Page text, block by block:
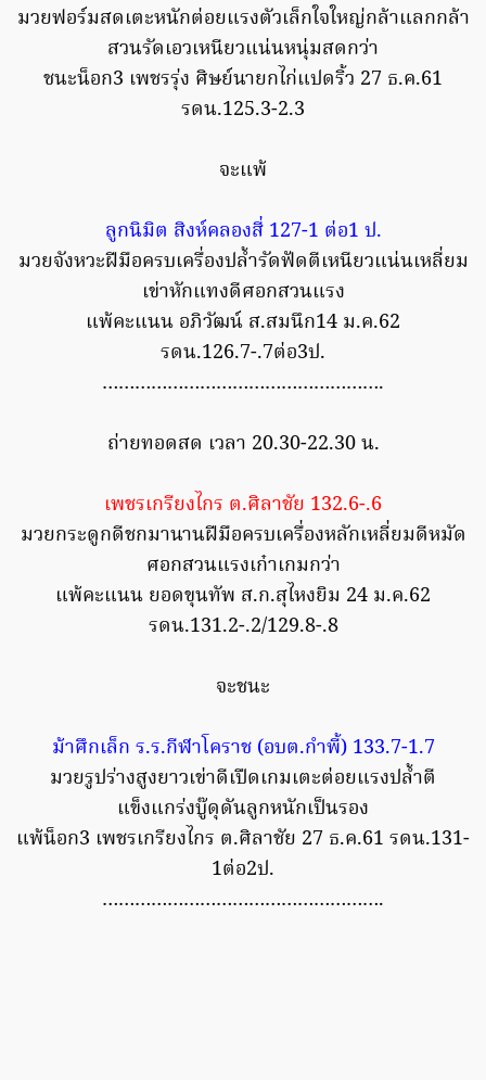
มวยฟอร์มสดเตะหนักต่อยแรงตัวเล็กใจใหญ่กล้าแลกกล้า
สวนรัดเอวเหนียวแน่นหนุ่มสดกว่า
ชนะน็อก3 เพชรรุ่ง ศิษย์นายกไก่แปดริ้ว 27 ธ.ค.61
รดน.125.3-2.3
จะแพ้
ลูกนิมิต สิงห์คลองสี่ 127-1 ต่อ1 ป.
มวยจังหวะฝีมือครบเครื่องปล้ำรัดฟัดตีเหนียวแน่นเหลี่ยม
เข่าหักแทงดีศอกสวนแรง
แพ้คะแนน อภิวัฒน์ ส.สมนึก14 ม.ค.62
รดน.126.7-.7ต่อ3ป.
…………………………………………….
ถ่ายทอดสด เวลา 20.30-22.30 น.
เพชรเกรียงไกร ต.ศิลาชัย 132.6-.6
มวยกระดูกดีชกมานานฝีมือครบเครื่องหลักเหลี่ยมดีหมัด
ศอกสวนแรงเก๋าเกมกว่า
แพ้คะแนน ยอดขุนทัพ ส.ก.สุไหงยิม 24 ม.ค.62
รดน.131.2-.2/129.8-.8
จะชนะ
ม้าศึกเล็ก ร.ร.กีฬาโคราช (อบต.กำพี้) 133.7-1.7
มวยรูปร่างสูงยาวเข่าดีเปืดเกมเตะต่อยแรงปล้ำตี
แข็งแกร่งบู๊ดุดันลูกหนักเป็นรอง
แพ้น็อก3 เพชรเกรียงไกร ต.ศิลาชัย 27 ธ.ค.61 รดน.131-
1ต่อ2ป.
…………………………………………….